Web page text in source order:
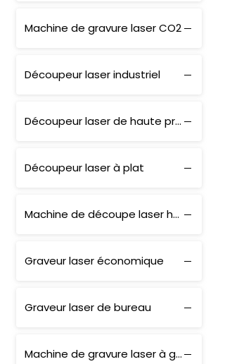
Machine de gravure laser CO2
Découpeur laser industriel
Découpeur laser de haute précision
Découpeur laser à plat
Machine de découpe laser haute puissance
Graveur laser économique
Graveur laser de bureau
Machine de gravure laser à grande vitesse